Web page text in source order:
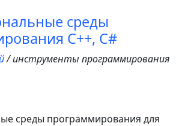
среды
C++, C#
/ инструменты программирования
среды программирования для